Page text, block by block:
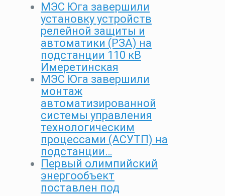
МЭС Юга завершили
установку устройств
релейной защиты и
автоматики (РЗА) на
подстанции 110 кВ
Имеретинская
МЭС Юга завершили
монтаж
автоматизированной
системы управления
технологическим
процессами (АСУТП) на
подстанции…
Первый олимпийский
энергообъект
поставлен под